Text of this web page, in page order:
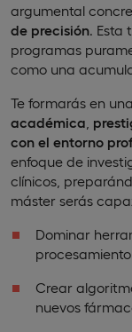
argumental
de precisión. Esta
programas
como una
Te formarás en
académica
con el entorno
enfoque de
clínicos,
máster serás
Dominar
Crear
nuevos